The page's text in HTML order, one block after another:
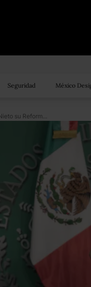
Seguridad México
<i>Pospone</i> Peña Nieto su Reforma Energética